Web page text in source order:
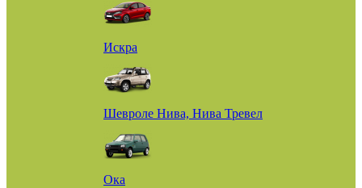
Искра
Шевроле Нива, Нива Тревел
Ока